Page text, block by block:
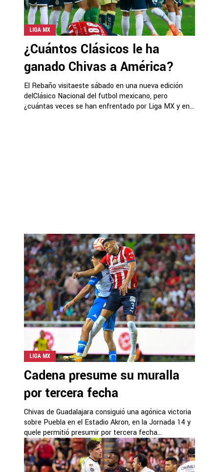
LIGA MX
¿Cuántos Clásicos le ha
ganado Chivas a América?
El Rebaño visitaeste sábado en una nueva edición
delClásico Nacional del futbol mexicano, pero
¿cuántas veces se han enfrentado por Liga MX y en...
LIGA MX
Cadena presume su muralla
por tercera fecha
Chivas de Guadalajara consiguió una agónica victoria
sobre Puebla en el Estadio Akron, en la Jornada 14 y
quele permitió presumir por tercera fecha...